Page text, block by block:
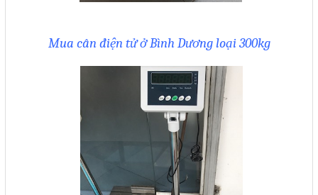
Mua cân điện tử ở Bình Dương loại 300kg
Twitter